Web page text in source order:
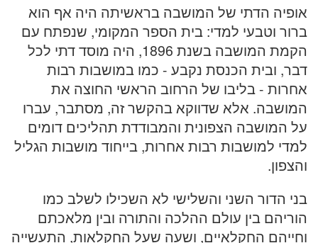
אופיה הדתי של המושבה בראשיתה היה אף הוא
ברור וטבעי למדי: בית הספר המקומי, שנפתח עם
הקמת המושבה בשנת 1896, היה מוסד דתי לכל
דבר, ובית הכנסת נקבע - כמו במושבות רבות
אחרות - בליבו של הרחוב הראשי החוצה את
המושבה. אלא שדווקא בהקשר זה, מסתבר, עברו
על המושבה הצפונית והמבודדת תהליכים דומים
למדי למושבות רבות אחרות, בייחוד מושבות הגליל
והצפון.
בני הדור השני והשלישי לא השכילו לשלב כמו
הוריהם בין עולם ההלכה והתורה ובין מלאכתם
וחייהם החקלאיים, ושעה שעל החקלאות, התעשייה